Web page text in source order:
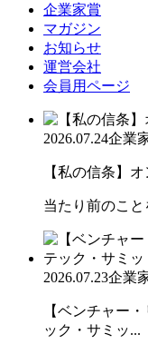
企業家賞
マガジン
お知らせ
運営会社
会員用ページ
2026.07.24企業
【私の信条】
当たり前のこと
2026.07.23企業
【ベンチャー
ック・サミッ...